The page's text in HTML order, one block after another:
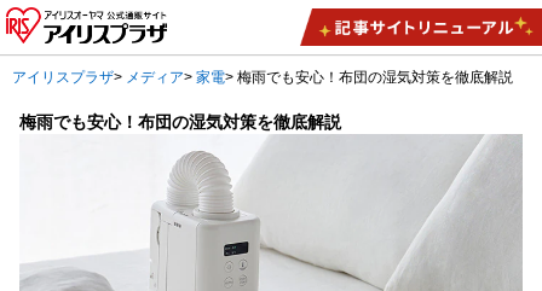
アイリスプラザ> メディア>家電>梅雨でも安心！布団の湿気対策を徹底解説
梅雨でも安心！布団の湿気対策を徹底解説